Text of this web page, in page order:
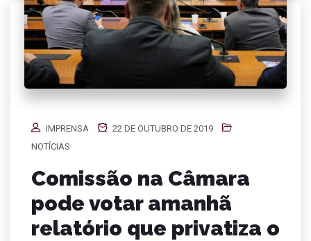
IMPRENSA
22 DE OUTUBRO DE 2019
NOTÍCIAS
Comissão na Câmara
pode votar amanhã
relatório que privatiza o